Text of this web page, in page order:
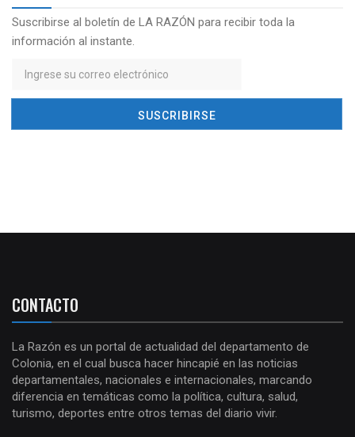
Suscribirse al boletín de LA RAZÓN para recibir toda la
información al instante.
CONTACTO
La Razón es un portal de actualidad del departamento de
Colonia, en el cual busca hacer hincapié en las noticias
departamentales, nacionales e internacionales, marcando
diferencia en temáticas como la política, cultura, salud,
turismo, deportes entre otros temas del diario vivir.